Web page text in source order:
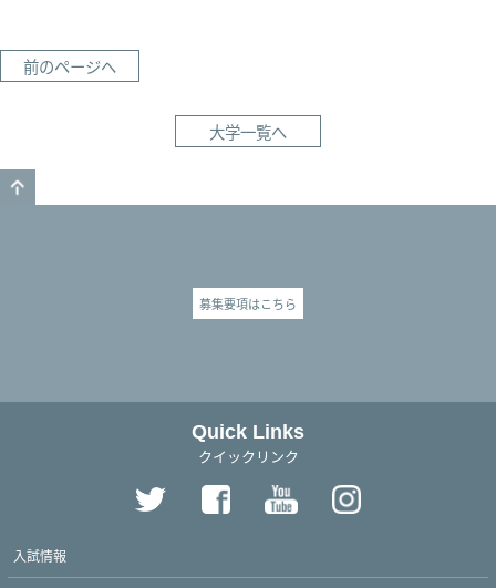
前のページへ
大学一覧へ
募集要項はこちら
Quick Links
クイックリンク
入試情報